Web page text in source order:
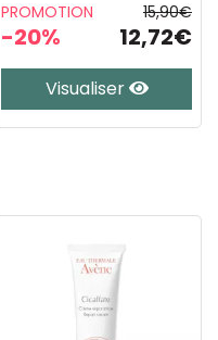
PROMOTION
-20%
15,90€
12,72€
Visualiser